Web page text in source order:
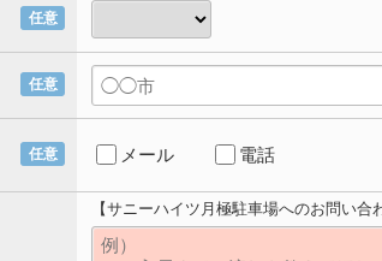
任意
任意
任意 メール 電話
【サニーハイツ月極駐車場へのお問い合